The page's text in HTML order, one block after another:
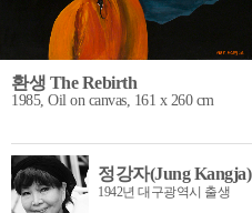
환생 The Rebirth
1985, Oil on canvas, 161 x 260 cm
정강자(Jung Kangja)
1942년 대구광역시 출생